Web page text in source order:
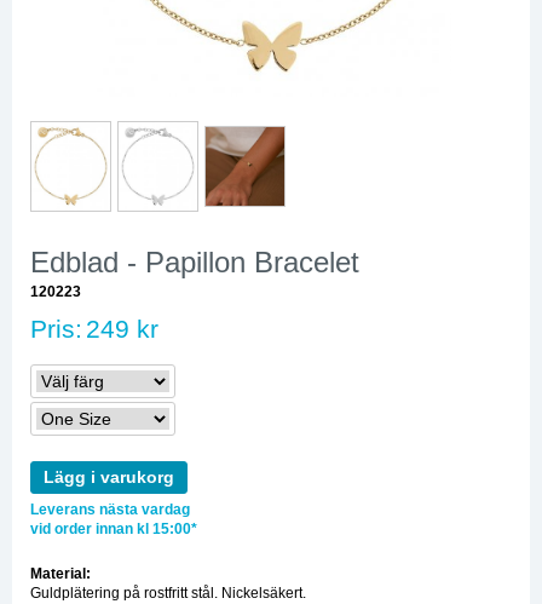
Edblad - Papillon Bracelet
120223
Pris: 249 kr
Lägg i varukorg
Leverans nästa vardag
vid order innan kl 15:00*
Material:
Guldplätering på rostfritt stål. Nickelsäkert.